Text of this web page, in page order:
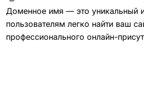
Доменное имя — это уникальный
пользователям легко найти ваш
профессионального онлайн-